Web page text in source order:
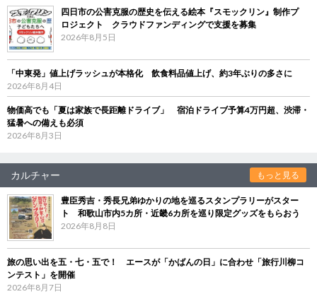
四日市の公害克服の歴史を伝える絵本『スモックリン』制作プ
ロジェクト クラウドファンディングで支援を募集
2026年8月5日
「中東発」値上げラッシュが本格化 飲食料品値上げ、約3年ぶりの多さに
2026年8月4日
物価高でも「夏は家族で長距離ドライブ」 宿泊ドライブ予算4万円超、渋滞・
猛暑への備えも必須
2026年8月3日
カルチャー もっと見る
豊臣秀吉・秀長兄弟ゆかりの地を巡るスタンプラリーがスター
ト 和歌山市内5カ所・近畿6カ所を巡り限定グッズをもらおう
2026年8月8日
旅の思い出を五・七・五で！ エースが「かばんの日」に合わせ「旅行川柳コ
ンテスト」を開催
2026年8月7日